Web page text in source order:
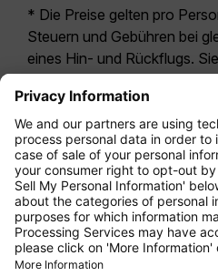
* Die Preise gelten pro
Steuern und Gebühren bei
eines Hin- und Rückflugs.
letzten 24 Stunden
möglicherweise nicht mehr
Economy Class
sich i.d.R. um Economy
Tarifoption. Es können
fürAufgabegepäck oder
Leistungen anfallen. Es
Geschäftsbedingungen .